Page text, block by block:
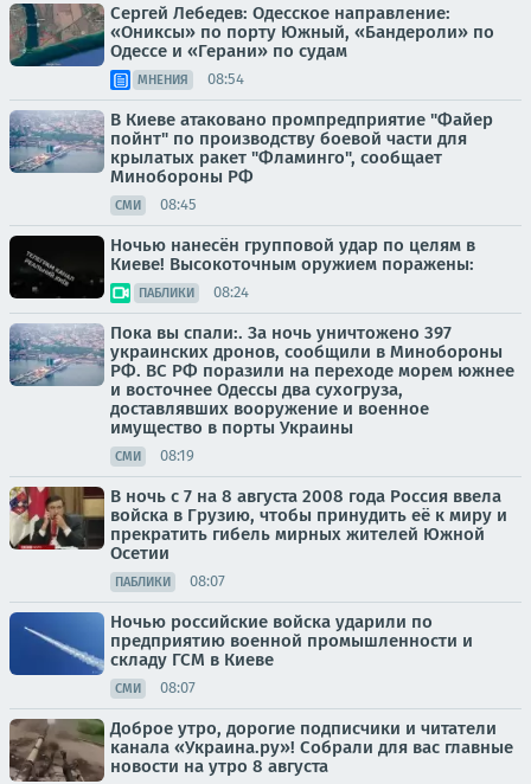
Сергей Лебедев: Одесское направление:
«Ониксы» по порту Южный, «Бандероли» по
Одессе и «Герани» по судам
МНЕНИЯ 08:54
В Киеве атаковано промпредприятие "Файер
пойнт" по производству боевой части для
крылатых ракет "Фламинго", сообщает
Минобороны РФ
СМИ 08:45
Ночью нанесён групповой удар по целям в
Киеве! Высокоточным оружием поражены:
ПАБЛИКИ 08:24
Пока вы спали:. За ночь уничтожено 397
украинских дронов, сообщили в Минобороны
РФ. ВС РФ поразили на переходе морем южнее
и восточнее Одессы два сухогруза,
доставлявших вооружение и военное
имущество в порты Украины
СМИ 08:19
В ночь с 7 на 8 августа 2008 года Россия ввела
войска в Грузию, чтобы принудить её к миру и
прекратить гибель мирных жителей Южной
Осетии
ПАБЛИКИ 08:07
Ночью российские войска ударили по
предприятию военной промышленности и
складу ГСМ в Киеве
СМИ 08:07
Доброе утро, дорогие подписчики и читатели
канала «Украина.ру»! Собрали для вас главные
новости на утро 8 августа